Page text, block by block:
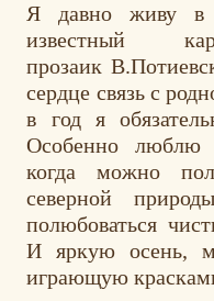
Я давно живу в
известный
прозаик
сердце связь с
в год я
Особенно люблю
когда можно
северной
полюбоваться
И яркую осень,
играющую